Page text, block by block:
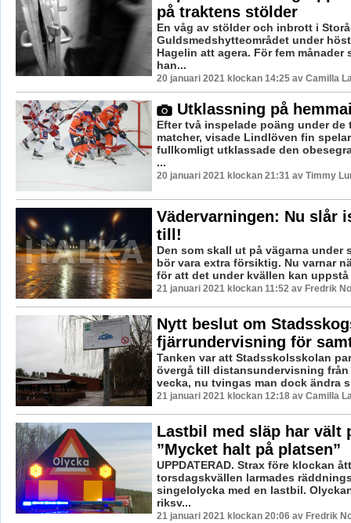
på traktens stölder
En våg av stölder och inbrott i
Guldsmedshytteområdet under
Hagelin att agera. För fem månader
han...
20 januari 2021 klockan 14:25 av Camilla
Utklassning på
Efter två inspelade poäng under de
matcher, visade Lindlöven fin
fullkomligt utklassade den
...
20 januari 2021 klockan 21:31 av Timmy
Vädervarningen: Nu slår
till!
Den som skall ut på vägarna under
bör vara extra försiktig. Nu varnar
för att det under kvällen kan uppstå
21 januari 2021 klockan 11:52 av Fredrik
Nytt beslut om
fjärrundervisning för
Tanken var att Stadsskolsskolan
övergå till distansundervisning från
vecka, nu tvingas man dock ändra
21 januari 2021 klockan 12:18 av Camilla
Lastbil med släp har vält
”Mycket halt på platsen”
UPPDATERAD. Strax före klockan
torsdagskvällen larmades
singelolycka med en lastbil.
riksv...
21 januari 2021 klockan 20:06 av Fredrik